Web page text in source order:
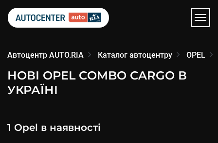
Автоцентр AUTO.RIA Каталог автоцентру OPEL
НОВІ OPEL COMBO CARGO В
УКРАЇНІ
1 Opel в наявності